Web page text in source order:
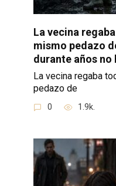
La vecina
mismo pedazo
durante años
La vecina regaba
pedazo de
0 1.9k.